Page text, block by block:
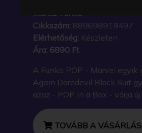
Márka: Funko
Cikkszám: 889698918497
Elérhetőség: Készleten
Ára: 6890 Ft
A Funko POP - Marvel egyik
Again Daredevil Black Suit
azaz - POP In a Box - várja új
TOVÁBB A